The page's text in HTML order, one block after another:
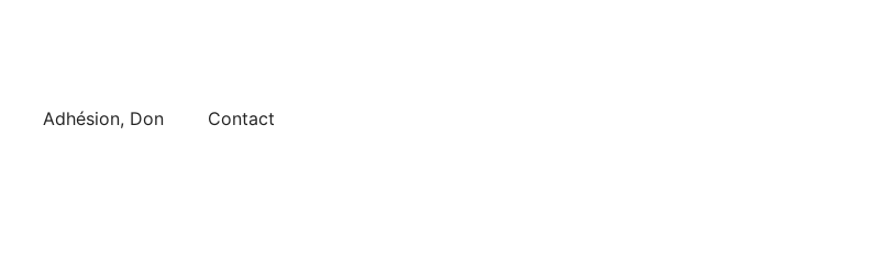
Adhésion, Don Contact